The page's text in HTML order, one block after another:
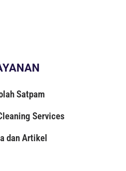
Satpam
Services
dan Artikel